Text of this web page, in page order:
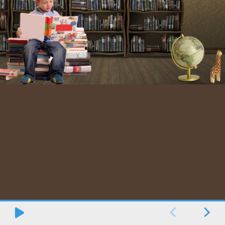
Η μονή της Μεγίστης Λαύρας στο Άγιο Όρος έχει τη
συλλογή ελληνικών χειρογράφων και κωδίκων του κόσμου.